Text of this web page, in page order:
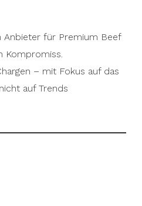
für Premium Beef
Kompromiss.
– mit Fokus auf das
auf Trends